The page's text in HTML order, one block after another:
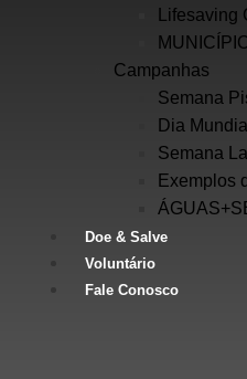
Campanhas
Semana
Dia Mundial
Semana
Exemplos
Doe & Salve
Voluntário
Fale Conosco